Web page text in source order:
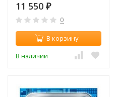
610) OEM
11 550 ₽
0
В корзину
В наличии